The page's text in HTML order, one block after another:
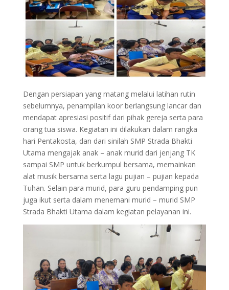
Dengan persiapan yang matang melalui latihan rutin
sebelumnya, penampilan koor berlangsung lancar dan
mendapat apresiasi positif dari pihak gereja serta para
orang tua siswa. Kegiatan ini dilakukan dalam rangka
hari Pentakosta, dan dari sinilah SMP Strada Bhakti
Utama mengajak anak – anak murid dari jenjang TK
sampai SMP untuk berkumpul bersama, memainkan
alat musik bersama serta lagu pujian – pujian kepada
Tuhan. Selain para murid, para guru pendamping pun
juga ikut serta dalam menemani murid – murid SMP
Strada Bhakti Utama dalam kegiatan pelayanan ini.